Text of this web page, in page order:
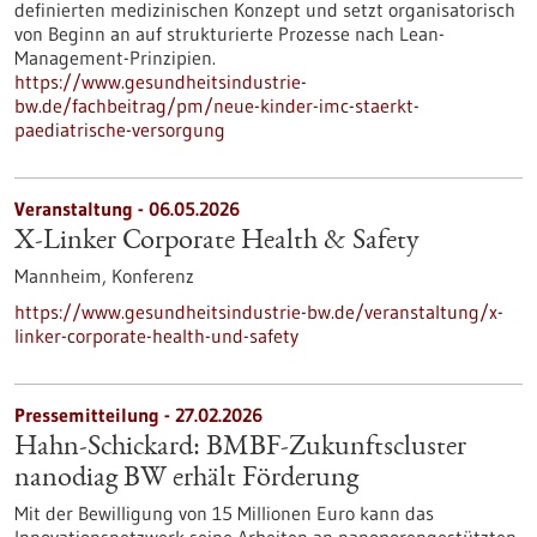
definierten medizinischen Konzept und setzt organisatorisch
von Beginn an auf strukturierte Prozesse nach Lean-
Management-Prinzipien.
https://www.gesundheitsindustrie-
bw.de/fachbeitrag/pm/neue-kinder-imc-staerkt-
paediatrische-versorgung
Veranstaltung - 06.05.2026
X-Linker Corporate Health & Safety
Mannheim, Konferenz
https://www.gesundheitsindustrie-bw.de/veranstaltung/x-
linker-corporate-health-und-safety
Pressemitteilung - 27.02.2026
Hahn-Schickard: BMBF-Zukunftscluster
nanodiag BW erhält Förderung
Mit der Bewilligung von 15 Millionen Euro kann das